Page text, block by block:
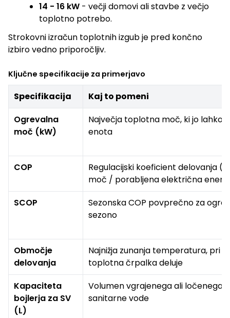
14 - 16 kW - večji domovi ali stavbe z večjo
toplotno potrebo.
Strokovni izračun toplotnih izgub je pred končno
izbiro vedno priporočljiv.
Ključne specifikacije za primerjavo
Specifikacija
Kaj to pomeni
Ogrevalna
moč (kW)
Največja toplotna moč, ki jo lahko
enota
COP
Regulacijski koeficient delovanja
moč / porabljena električna
SCOP
Sezonska COP povprečno za
sezono
Območje
delovanja
Najnižja zunanja temperatura, pri
toplotna črpalka deluje
Kapaciteta
bojlerja za SV
(L)
Volumen vgrajenega ali ločenega
sanitarne vode